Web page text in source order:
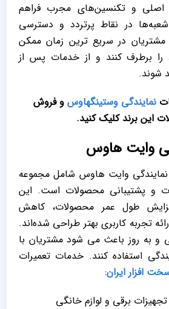
و تکنسین‌های مجرب فراهم
شعبه‌ها در نقاط پرتردد و دسترسی
در سریع‌ ترین زمان ممکن
را برطرف کنند و از خدمات پس از
شوند.
نمایندگی وستینگهاوس و فروش
این برند کلیک کنید.
وایت هاوس
وایت هاوس شامل مجموعه
و پشتیبانی محصولات است. این
طول عمر محصولات، کاهش
تجربه کاربری بهتر طراحی شده‌اند.
به ‌روز باعث می ‌شود مشتریان با
استفاده کنند. خدمات تعمیرات
افزار ایران:
برقی و لوازم خانگی